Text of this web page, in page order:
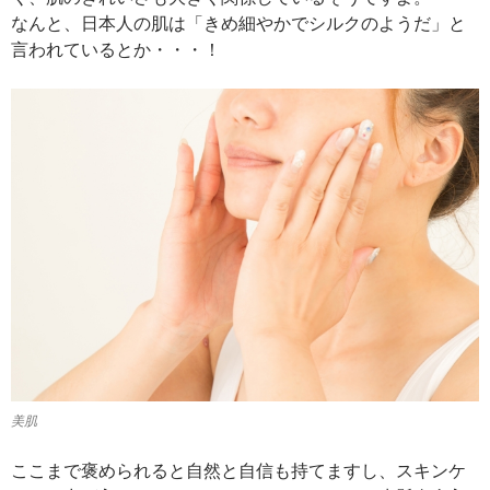
なんと、日本人の肌は「きめ細やかでシルクのようだ」と
言われているとか・・・！
美肌
ここまで褒められると自然と自信も持てますし、スキンケ